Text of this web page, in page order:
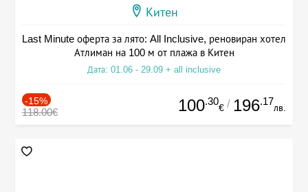
Китен
Last Minute оферта за лято: All Inclusive, реновиран хотел
Атлиман на 100 м от плажа в Китен
Дата: 01.06 - 29.09 + all inclusive
-15%
118.00€ 100.30
€ / 196.17
лв.